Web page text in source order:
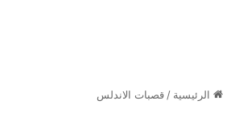
الرئيسية / قصبات الاندلس